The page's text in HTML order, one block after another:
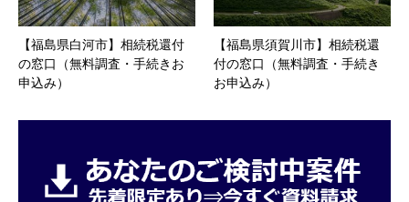
【福島県白河市】相続税還付
の窓口（無料調査・手続きお
申込み）
【福島県須賀川市】相続税還
付の窓口（無料調査・手続き
お申込み）